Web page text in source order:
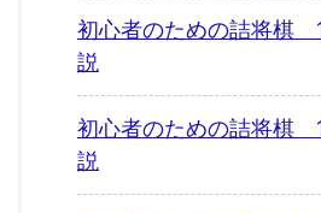
初心者のための詰将棋
説
初心者のための詰将棋
説